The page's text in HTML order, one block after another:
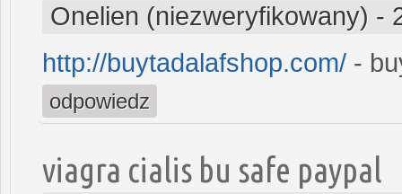
Onelien (niezweryfikowany) -
http://buytadalafshop.com/ -
odpowiedz
viagra cialis bu safe paypal